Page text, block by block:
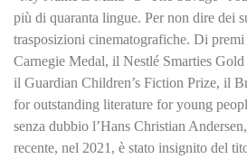
più di quaranta lingue. Per non dire dei
trasposizioni cinematografiche. Di premi
Carnegie Medal, il Nestlé Smarties
il Guardian Children’s Fiction Prize, il
for outstanding literature for young
senza dubbio l’Hans Christian
recente, nel 2021, è stato insignito del